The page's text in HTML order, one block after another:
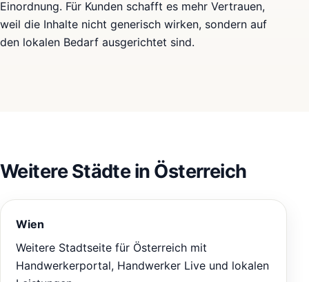
Einordnung. Für Kunden schafft es mehr Vertrauen,
weil die Inhalte nicht generisch wirken, sondern auf
den lokalen Bedarf ausgerichtet sind.
Weitere Städte in Österreich
Wien
Weitere Stadtseite für Österreich mit
Handwerkerportal, Handwerker Live und lokalen